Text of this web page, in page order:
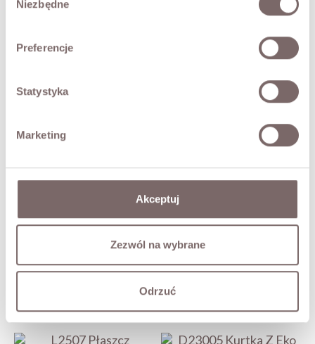
zgody
Niezbędne
Preferencje
Statystyka
Marketing
Akceptuj
Zezwól na wybrane
Odrzuć
• ponadczasowy krój.
Zadaj pytanie o produkt
MOŻE CIĘ ZAINTERESOWAĆ